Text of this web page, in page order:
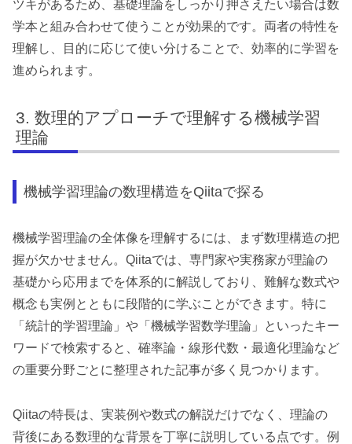
ツキがあるため、基礎理論をしっかり押さえたい場合は数
学本と組み合わせて使うことが効果的です。両者の特性を
理解し、目的に応じて使い分けることで、効率的に学習を
進められます。
数理的アプローチで理解する機械学習
理論
機械学習理論の数理構造をQiitaで探る
機械学習理論の全体像を理解するには、まず数理構造の把
握が欠かせません。Qiitaでは、専門家や実務家が理論の
基礎から応用までを体系的に解説しており、難解な数式や
概念も実例とともに段階的に学ぶことができます。特に
「統計的学習理論」や「機械学習数学理論」といったキー
ワードで検索すると、確率論・線形代数・最適化理論など
の重要分野ごとに整理された記事が多く見つかります。
Qiitaの特長は、実装例や数式の解説だけでなく、理論の
背後にある数理的な背景を丁寧に説明している点です。例